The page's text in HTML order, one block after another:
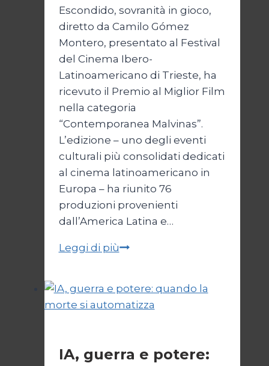
Escondido, sovranità in gioco,
diretto da Camilo Gómez
Montero, presentato al Festival
del Cinema Ibero-
Latinoamericano di Trieste, ha
ricevuto il Premio al Miglior Film
nella categoria
“Contemporanea Malvinas”.
L’edizione – uno degli eventi
culturali più consolidati dedicati
al cinema latinoamericano in
Europa – ha riunito 76
produzioni provenienti
dall’America Latina e…
Leggi di più“Lago
NATO
in
IA, guerra e potere: